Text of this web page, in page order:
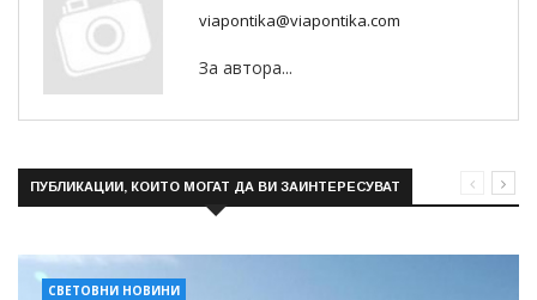
viapontika@viapontika.com
За автора...
ПУБЛИКАЦИИ, КОИТО МОГАТ ДА ВИ ЗАИНТЕРЕСУВАТ
СВЕТОВНИ НОВИНИ